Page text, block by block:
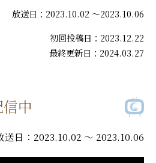
放送日：2023.10.02 ～2023.10.06
初回投稿日：2023.12.22
最終更新日：2024.03.27
中
送日：2023.10.02 ～ 2023.10.06